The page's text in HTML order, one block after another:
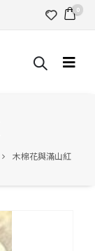
0
木棉花與滿山紅